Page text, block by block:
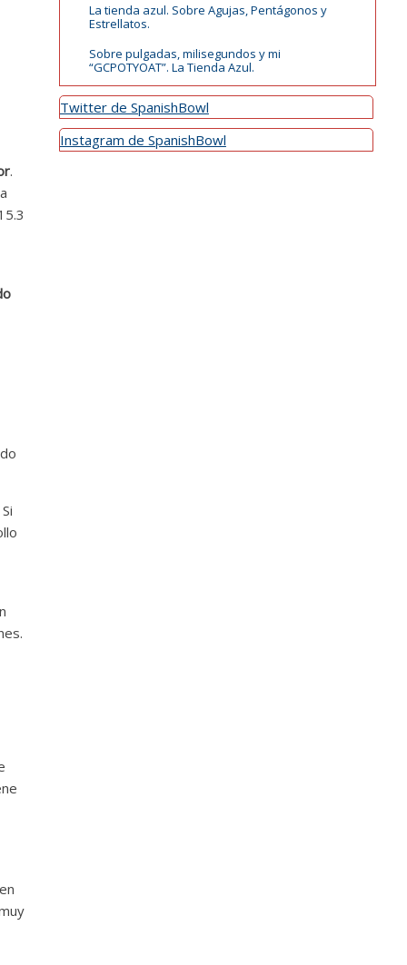
.
La tienda azul. Sobre Agujas, Pentágonos y
Estrellatos.
Sobre pulgadas, milisegundos y mi
“GCPOTYOAT”. La Tienda Azul.
Twitter de SpanishBowl
Instagram de SpanishBowl